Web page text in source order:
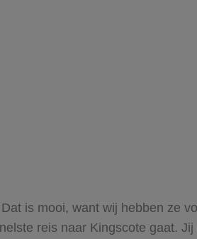
is mooi, want wij hebben ze
reis naar Kingscote gaat.